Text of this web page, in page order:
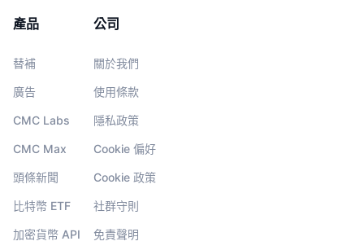
產品
替補
廣告
CMC Labs
CMC Max
頭條新聞
比特幣 ETF
加密貨幣 API
公司
關於我們
使用條款
隱私政策
Cookie 偏好
Cookie 政策
社群守則
免責聲明